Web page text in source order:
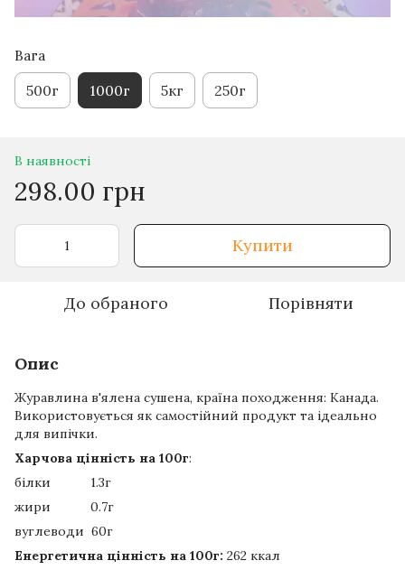
Вага
500г 1000г 5кг 250г
В наявності
298.00 грн
Купити
До обраного Порівняти
Опис
Журавлина в'ялена сушена, країна походження: Канада.
Використовується як самостійний продукт та ідеально
для випічки.
Харчова цінність на 100г:
білки 1.3г
жири 0.7г
вуглеводи 60г
Енергетична цінність на 100г: 262 ккал